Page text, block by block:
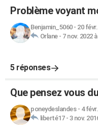
Problème voyant
Benjamin_5060- 20
Orlane- 7 nov. 2022
5 réponses
Que pensez vous
poneydeslandes- 4
liberté17- 3 nov.